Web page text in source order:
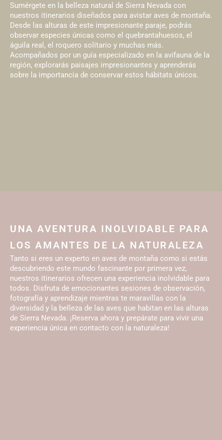
Sumérgete en la belleza natural de Sierra Nevada con
nuestros itinerarios diseñados para avistar aves de montaña.
Desde las alturas de este impresionante paraje, podrás
observar especies únicas como el quebrantahuesos, el
águila real, el roquero solitario y muchas más.
Acompañados por un guía especializado en la avifauna de la
región, explorarás paisajes impresionantes y aprenderás
sobre la importancia de conservar estos hábitats únicos.
UNA AVENTURA INOLVIDABLE PARA
LOS AMANTES DE LA NATURALEZA
Tanto si eres un experto en aves de montaña como si estás
descubriendo este mundo fascinante por primera vez,
nuestros itinerarios ofrecen una experiencia inolvidable para
todos. Disfruta de emocionantes sesiones de observación,
fotografía y aprendizaje mientras te maravillas con la
diversidad y la belleza de las aves que habitan en las alturas
de Sierra Nevada. ¡Reserva ahora y prepárate para vivir una
experiencia única en contacto con la naturaleza!